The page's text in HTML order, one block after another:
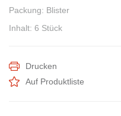
Packung: Blister
Inhalt: 6 Stück
Drucken
Auf Produktliste